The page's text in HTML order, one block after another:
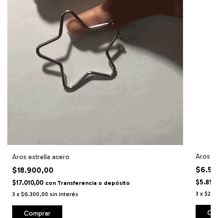
Aros estrella acero
$18.900,00
$17.010,00 con Transferencia o depósito
3 x $6.300,00 sin interés
Aros
3 x